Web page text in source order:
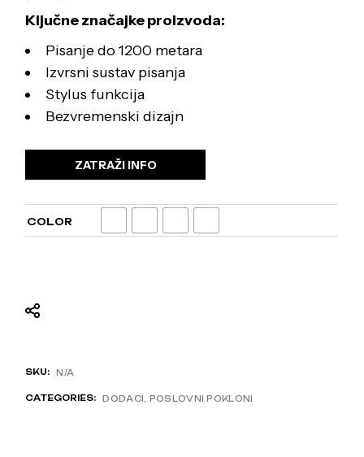
Ključne značajke proizvoda:
Pisanje do 1200 metara
Izvrsni sustav pisanja
Stylus funkcija
Bezvremenski dizajn
ZATRAŽI INFO
COLOR
SKU: N/A
CATEGORIES: DODACI POSLOVNI POKLONI